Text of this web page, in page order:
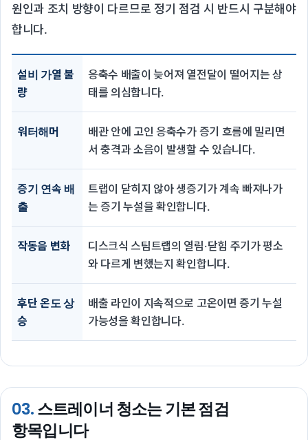
원인과 조치 방향이 다르므로 정기 점검 시 반드시 구분해야
합니다.
설비 가열 불
량
응축수 배출이 늦어져 열전달이 떨어지는 상
태를 의심합니다.
워터해머
배관 안에 고인 응축수가 증기 흐름에 밀리면
서 충격과 소음이 발생할 수 있습니다.
증기 연속 배
출
트랩이 닫히지 않아 생증기가 계속 빠져나가
는 증기 누설을 확인합니다.
작동음 변화
디스크식 스팀트랩의 열림·닫힘 주기가 평소
와 다르게 변했는지 확인합니다.
후단 온도 상
승
배출 라인이 지속적으로 고온이면 증기 누설
가능성을 확인합니다.
03.스트레이너 청소는 기본 점검
항목입니다